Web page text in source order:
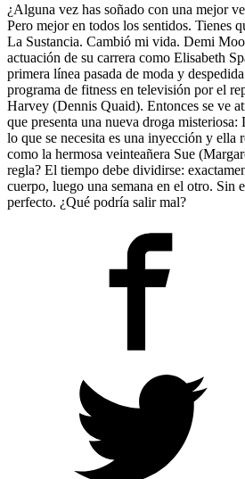
¿Alguna vez has soñado con una mejor
Pero mejor en todos los sentidos. Tienes
La Sustancia. Cambió mi vida. Demi
actuación de su carrera como Elisabeth
primera línea pasada de moda y
programa de fitness en televisión por el
Harvey (Dennis Quaid). Entonces se ve
que presenta una nueva droga
lo que se necesita es una inyección y ella
como la hermosa veinteañera Sue
regla? El tiempo debe dividirse:
cuerpo, luego una semana en el otro. Sin
perfecto. ¿Qué podría salir mal?